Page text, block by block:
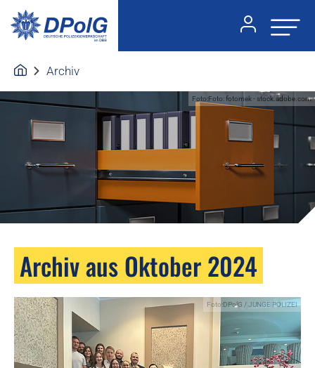
Archiv
Foto:Foto: fotomek - stock.adobe.com
Archiv aus Oktober 2024
Foto:DPolG / JUNGE POLIZEI